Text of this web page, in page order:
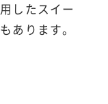
したスイー
あります。